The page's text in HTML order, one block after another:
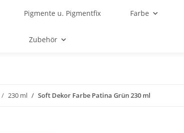
Pigmente u. Pigmentfix Farbe
Zubehör
230 ml Soft Dekor Farbe Patina Grün 230 ml